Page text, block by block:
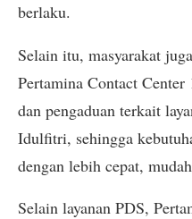
berlaku.
Selain itu, masyarakat
Pertamina Contact
dan pengaduan terkait
Idulfitri, sehingga
dengan lebih cepat,
Selain layanan PDS,